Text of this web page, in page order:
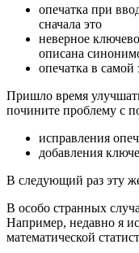
опечатка при
сначала это
неверное
описана
опечатка в самой
Пришло время
почините проблему с
исправления
добавления
В следующий раз эту
В особо странных
Например, недавно я
математической